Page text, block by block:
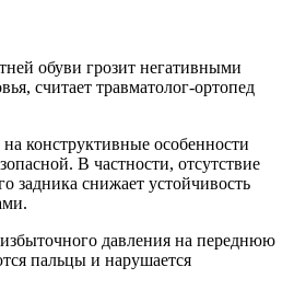
обуви грозит негативными
считает травматолог-ортопед
конструктивные особенности
В частности, отсутствие
задника снижает устойчивость
давления на переднюю
пальцы и нарушается